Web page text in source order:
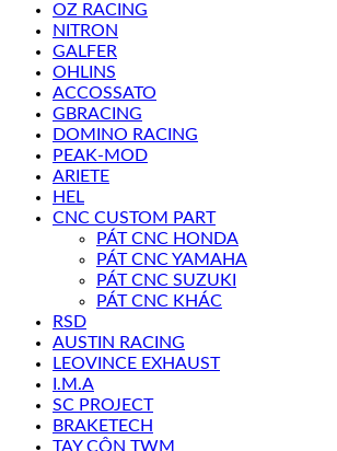
OZ RACING
NITRON
GALFER
OHLINS
ACCOSSATO
GBRACING
DOMINO RACING
PEAK-MOD
ARIETE
HEL
CNC CUSTOM PART
PÁT CNC HONDA
PÁT CNC YAMAHA
PÁT CNC SUZUKI
PÁT CNC KHÁC
RSD
AUSTIN RACING
LEOVINCE EXHAUST
I.M.A
SC PROJECT
BRAKETECH
TAY CÔN TWM